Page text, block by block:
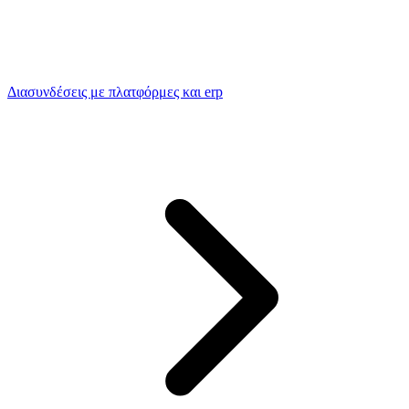
Διασυνδέσεις με πλατφόρμες και erp